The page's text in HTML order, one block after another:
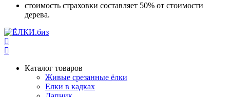
стоимость страховки составляет 50% от стоимости
дерева.
Каталог товаров
Живые срезанные ёлки
Елки в кадках